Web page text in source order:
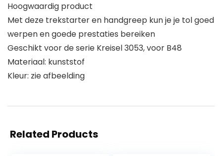
Hoogwaardig product
Met deze trekstarter en handgreep kun je je tol goed
werpen en goede prestaties bereiken
Geschikt voor de serie Kreisel 3053, voor B48
Materiaal: kunststof
Kleur: zie afbeelding
Related Products